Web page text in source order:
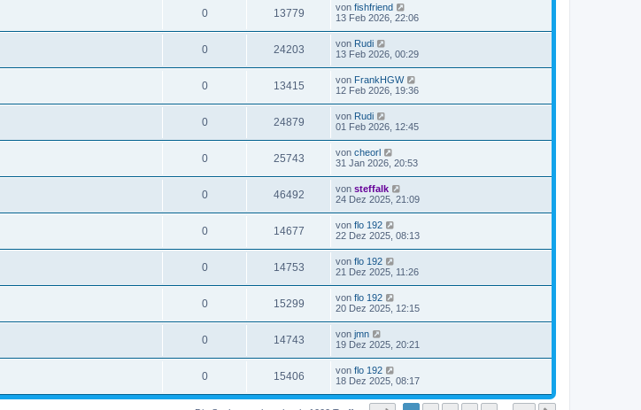
0 13779 von fishfriend
13 Feb 2026, 22:06
0 24203 von Rudi
13 Feb 2026, 00:29
0 13415 von FrankHGW
12 Feb 2026, 19:36
0 24879 von Rudi
01 Feb 2026, 12:45
0 25743 von cheorl
31 Jan 2026, 20:53
0 46492 von steffalk
24 Dez 2025, 21:09
0 14677 von flo 192
22 Dez 2025, 08:13
0 14753 von flo 192
21 Dez 2025, 11:26
0 15299 von flo 192
20 Dez 2025, 12:15
0 14743 von jmn
19 Dez 2025, 20:21
0 15406 von flo 192
18 Dez 2025, 08:17